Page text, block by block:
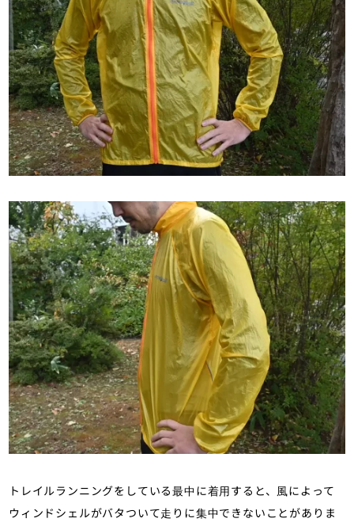
トレイルランニングをしている最中に着用すると、風によって
ウィンドシェルがバタついて走りに集中できないことがありま